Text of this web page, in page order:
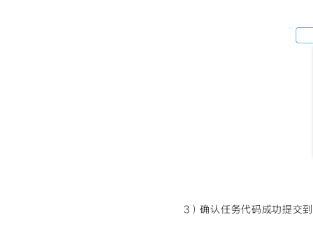
3）确认任务代码成功提交